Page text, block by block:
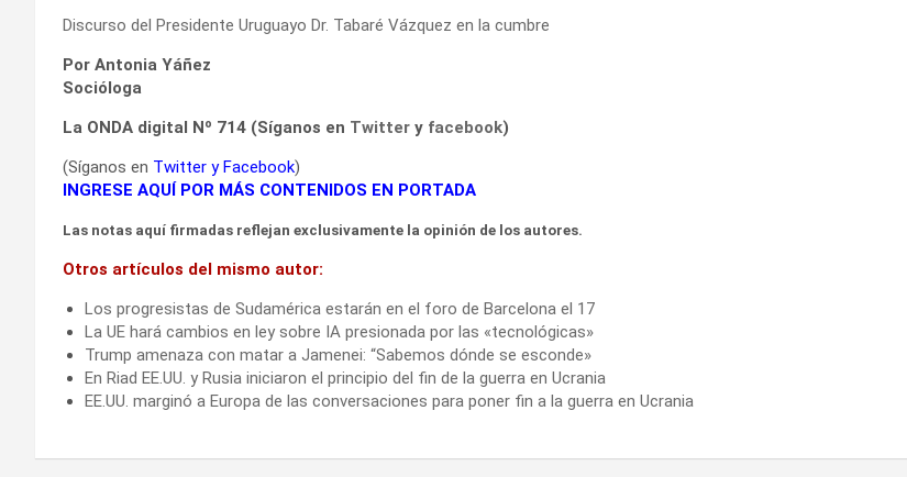
Discurso del Presidente Uruguayo Dr. Tabaré Vázquez en la cumbre
Por Antonia Yáñez
Socióloga
La ONDA digital Nº 714 (Síganos en Twitter y facebook)
(Síganos en Twitter yFacebook)
INGRESE AQUÍ POR MÁS CONTENIDOS EN PORTADA
Las notas aquí firmadas reflejan exclusivamente la opinión de los autores.
Otros artículos del mismo autor:
Los progresistas de Sudamérica estarán en el foro de Barcelona el 17
La UE hará cambios en ley sobre IA presionada por las «tecnológicas»
Trump amenaza con matar a Jamenei: “Sabemos dónde se esconde»
En Riad EE.UU. y Rusia iniciaron el principio del fin de la guerra en Ucrania
EE.UU. marginó a Europa de las conversaciones para poner fin a la guerra en Ucrania